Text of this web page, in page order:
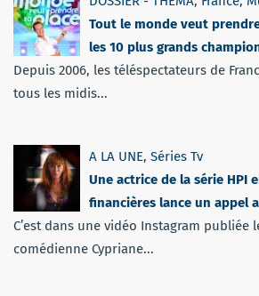
Tout le monde veut
les 10 plus grands
Depuis 2006, les téléspectateurs de
tous les midis...
A LA UNE, Séries Tv
Une actrice de la série HPI
financières lance un appel
C’est dans une vidéo Instagram publiée
comédienne Cypriane...